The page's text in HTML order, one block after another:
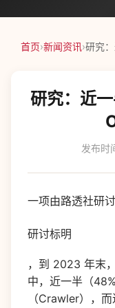
首页›新闻资讯›研究
研究：近
发布
一项由路透社研
研讨标明
，到 2023 年末
中，近一半（
（Crawler），